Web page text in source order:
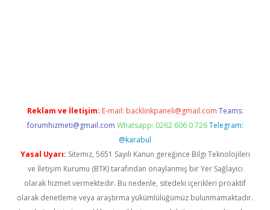
Reklam ve İletişim: E-mail: backlinkpaneli@gmail.com Teams:
forumhizmeti@gmail.com Whatsapp: 0262 606 0 726 Telegram:
@karabul
Yasal Uyarı: Sitemiz, 5651 Sayılı Kanun gereğince Bilgi Teknolojileri
ve İletişim Kurumu (BTK) tarafından onaylanmış bir Yer Sağlayıcı
olarak hizmet vermektedir. Bu nedenle, sitedeki içerikleri proaktif
olarak denetleme veya araştırma yükümlülüğümüz bulunmamaktadır.